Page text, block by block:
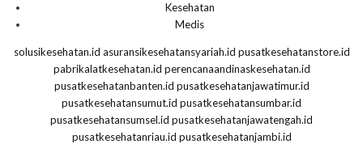
Kesehatan
Medis
solusikesehatan.id asuransikesehatansyariah.id pusatkesehatanstore.id
pabrikalatkesehatan.id perencanaandinaskesehatan.id
pusatkesehatanbanten.id pusatkesehatanjawatimur.id
pusatkesehatansumut.id pusatkesehatansumbar.id
pusatkesehatansumsel.id pusatkesehatanjawatengah.id
pusatkesehatanriau.id pusatkesehatanjambi.id